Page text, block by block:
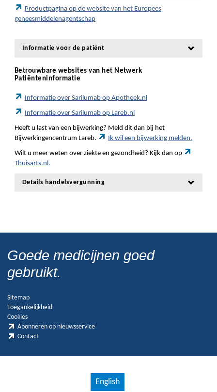
Productpagina op de website van het Europees
geneesmiddelenagentschap
Informatie voor de patiënt
Betrouwbare websites van het Netwerk
Patiënteninformatie
Informatie over Sarilumab op Apotheek.nl
Informatie over Sarilumab op Lareb.nl
Heeft u last van een bijwerking? Meld dit dan bij het
Bijwerkingencentrum Lareb.
Ik wil een bijwerking melden.
Wilt u meer weten over ziekte en gezondheid? Kijk dan op
Thuisarts.nl.
Details handelsvergunning
Goede medicijnen goed
gebruikt.
Sitemap
Toegankelijkheid
Cookies
Abonneren op nieuwsservice
Contact
English